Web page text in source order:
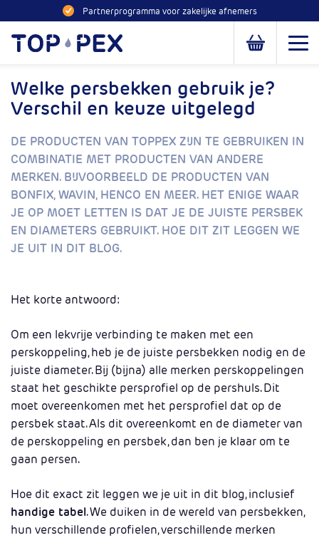
Naar inhoud Partnerprogramma voor zakelijke afnemers
Toppex
Open of
Welke persbekken gebruik je?
Verschil en keuze uitgelegd
DE PRODUCTEN VAN TOPPEX ZIJN TE GEBRUIKEN IN
COMBINATIE MET PRODUCTEN VAN ANDERE
MERKEN. BIJVOORBEELD DE PRODUCTEN VAN
BONFIX, WAVIN, HENCO EN MEER. HET ENIGE WAAR
JE OP MOET LETTEN IS DAT JE DE JUISTE PERSBEK
EN DIAMETERS GEBRUIKT. HOE DIT ZIT LEGGEN WE
JE UIT IN DIT BLOG.
Het korte antwoord:
Om een lekvrije verbinding te maken met een
perskoppeling, heb je de juiste persbekken nodig en de
juiste diameter. Bij (bijna) alle merken perskoppelingen
staat het geschikte persprofiel op de pershuls. Dit
moet overeenkomen met het persprofiel dat op de
persbek staat. Als dit overeenkomt en de diameter van
de perskoppeling en persbek, dan ben je klaar om te
gaan persen.
Hoe dit exact zit leggen we je uit in dit blog, inclusief
handige tabel. We duiken in de wereld van persbekken,
hun verschillende profielen, verschillende merken